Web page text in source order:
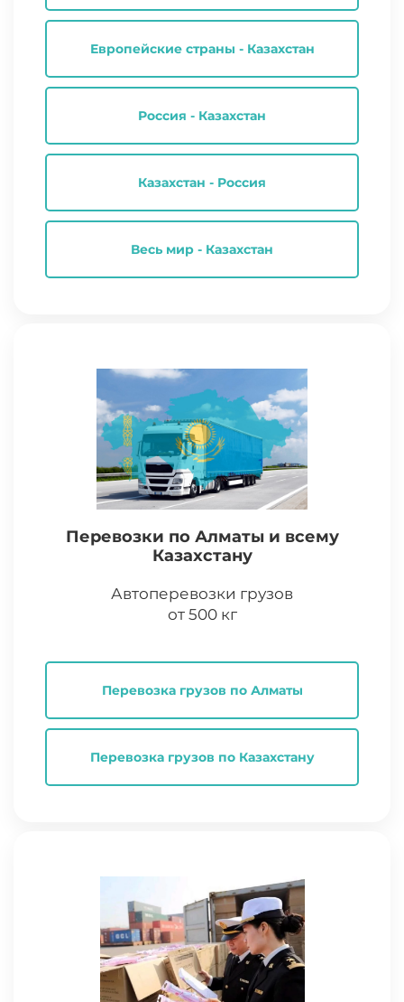
Европейские страны - Казахстан
Россия - Казахстан
Казахстан - Россия
Весь мир - Казахстан
Перевозки по Алматы и всему
Казахстану
Автоперевозки грузов
от 500 кг
Перевозка грузов по Алматы
Перевозка грузов по Казахстану